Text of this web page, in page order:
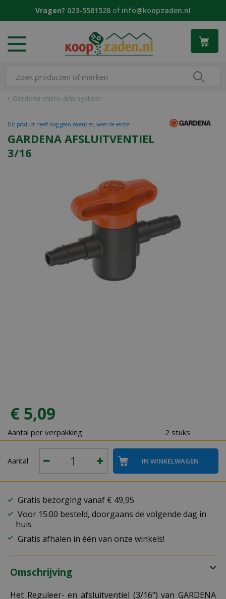
Gardena micro drip system
Vragen? 023-5581528 of info@koopzaden.nl
GARDENA AFSLUITVENTIEL
3/16
Dit product heeft nog geen recensies, wees de eerste
€ 5,09
Aantal per verpakking 2 stuks
Aantal
Gratis bezorging vanaf € 49,95
Voor 15:00 besteld, doorgaans de volgende dag in
huis
Gratis afhalen in één van onze winkels!
Omschrijving
Het Reguleer- en afsluitventiel (3/16") van GARDENA